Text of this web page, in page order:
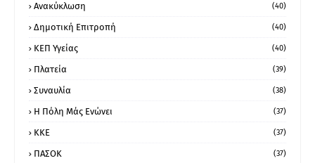
Ανακύκλωση (40)
Δημοτική Επιτροπή (40)
ΚΕΠ Υγείας (40)
Πλατεία (39)
Συναυλία (38)
Η Πόλη Μάς Ενώνει (37)
ΚΚΕ (37)
ΠΑΣΟΚ (37)